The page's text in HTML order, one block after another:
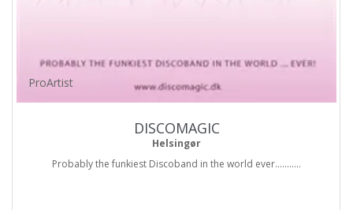
ProArtist
DISCOMAGIC
Helsingør
Probably the funkiest Discoband in the world ever...........